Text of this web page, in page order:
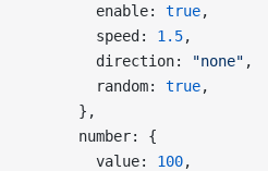
        enable:
true,
        speed:
1.5,
        direction:
"none" ,
        random:
true,
      },
      number: {
        value:
100,